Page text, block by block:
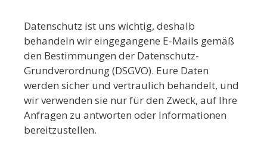
Datenschutz ist uns wichtig, deshalb
behandeln wir eingegangene E-Mails gemäß
den Bestimmungen der Datenschutz-
Grundverordnung (DSGVO). Eure Daten
werden sicher und vertraulich behandelt, und
wir verwenden sie nur für den Zweck, auf Ihre
Anfragen zu antworten oder Informationen
bereitzustellen.